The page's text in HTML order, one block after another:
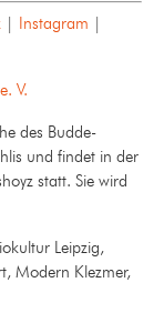
| Instagram |
V.
des Budde-
und findet in der
statt. Sie wird
Leipzig,
Modern Klezmer,